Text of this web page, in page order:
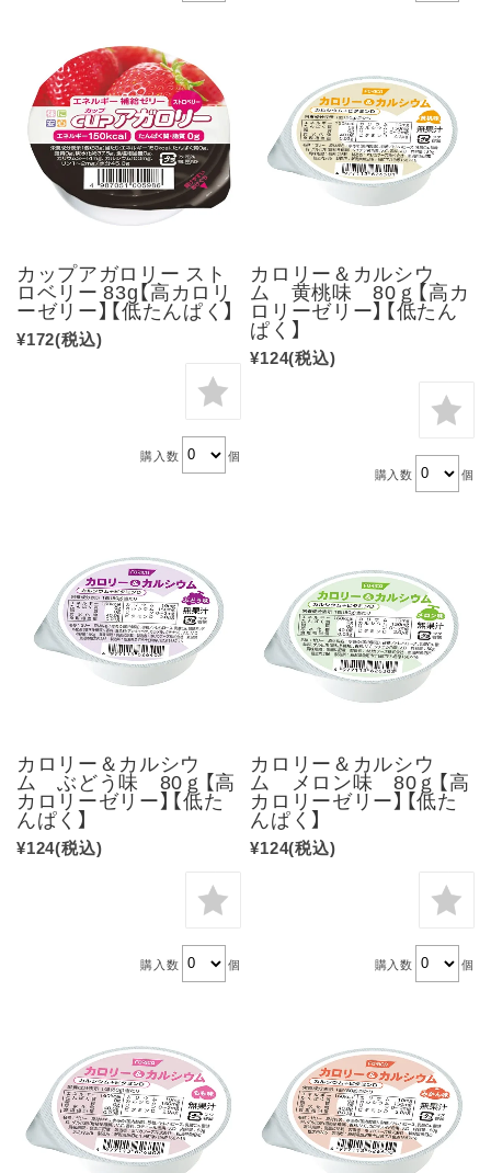
カップアガロリー スト
ロベリー 83g【高カロリ
ーゼリー】【低たんぱく】
¥172(税込)
購入数 個
カロリー＆カルシウ
ム 黄桃味 80ｇ【高カ
ロリーゼリー】【低たん
ぱく】
¥124(税込)
購入数 個
カロリー＆カルシウ
ム ぶどう味 80ｇ【高
カロリーゼリー】【低た
んぱく】
¥124(税込)
購入数 個
カロリー＆カルシウ
ム メロン味 80ｇ【高
カロリーゼリー】【低た
んぱく】
¥124(税込)
購入数 個